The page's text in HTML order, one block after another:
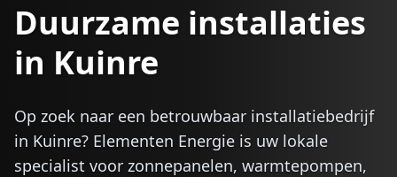
Duurzame installaties
in Kuinre
Op zoek naar een betrouwbaar installatiebedrijf
in Kuinre? Elementen Energie is uw lokale
specialist voor zonnepanelen, warmtepompen,